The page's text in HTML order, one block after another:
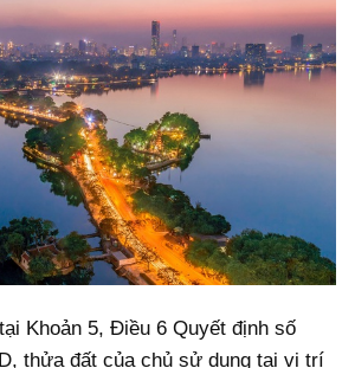
Khoản 5, Điều 6 Quyết định số
thửa đất của chủ sử dụng tại vị trí